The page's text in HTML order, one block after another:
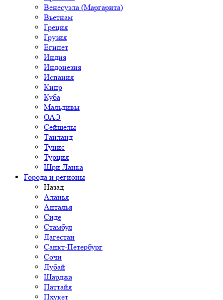
Венесуэла (Маргарита)
Вьетнам
Греция
Грузия
Египет
Индия
Индонезия
Испания
Кипр
Куба
Мальдивы
ОАЭ
Сейшелы
Таиланд
Тунис
Турция
Шри Ланка
Города и регионы
Назад
Аланья
Анталья
Сиде
Стамбул
Дагестан
Санкт-Петербург
Сочи
Дубай
Шарджа
Паттайя
Пхукет